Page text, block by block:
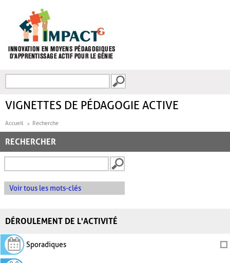
FORMULAIRE DE
VIGNETTES DE PÉDAGOGIE ACTIVE
Accueil Recherche
RECHERCHER
Voir tous les mots-clés
DÉROULEMENT DE L'ACTIVITÉ
Sporadiques